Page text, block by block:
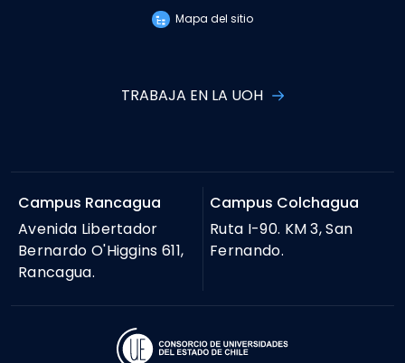
Mapa del sitio
TRABAJA EN LA UOH
Campus Rancagua
Avenida Libertador
Bernardo O'Higgins 611,
Rancagua.
Campus Colchagua
Ruta I-90. KM 3, San
Fernando.